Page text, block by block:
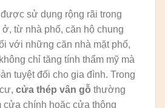
được sử dụng rộng rãi trong
từ nhà phố, căn hộ chung
với những căn nhà mặt phố,
không chỉ tăng tính thẩm mỹ mà
tuyệt đối cho gia đình. Trong
cửa thép vân gỗ thường
chính hoặc cửa thông